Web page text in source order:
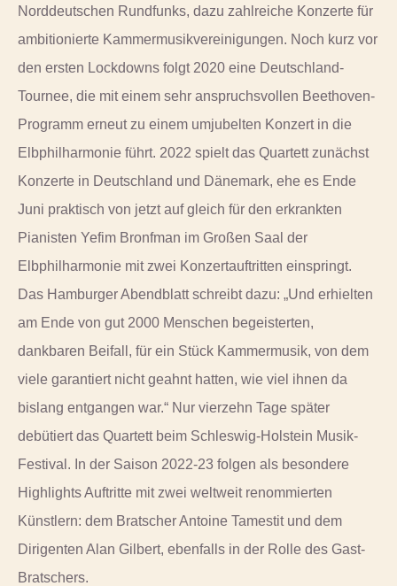
Norddeutschen Rundfunks, dazu zahlreiche Konzerte für
ambitionierte Kammermusikvereinigungen. Noch kurz vor
den ersten Lockdowns folgt 2020 eine Deutschland-
Tournee, die mit einem sehr anspruchsvollen Beethoven-
Programm erneut zu einem umjubelten Konzert in die
Elbphilharmonie führt. 2022 spielt das Quartett zunächst
Konzerte in Deutschland und Dänemark, ehe es Ende
Juni praktisch von jetzt auf gleich für den erkrankten
Pianisten Yefim Bronfman im Großen Saal der
Elbphilharmonie mit zwei Konzertauftritten einspringt.
Das Hamburger Abendblatt schreibt dazu: „Und erhielten
am Ende von gut 2000 Menschen begeisterten,
dankbaren Beifall, für ein Stück Kammermusik, von dem
viele garantiert nicht geahnt hatten, wie viel ihnen da
bislang entgangen war.“ Nur vierzehn Tage später
debütiert das Quartett beim Schleswig-Holstein Musik-
Festival. In der Saison 2022-23 folgen als besondere
Highlights Auftritte mit zwei weltweit renommierten
Künstlern: dem Bratscher Antoine Tamestit und dem
Dirigenten Alan Gilbert, ebenfalls in der Rolle des Gast-
Bratschers.